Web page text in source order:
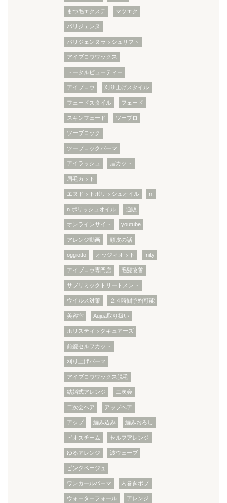
まつ毛エクステ マツエク
パリジェンヌ
パリジェンヌラッシュリフト
アイブロウワックス
トータルビューティー
アイブロウ 刈り上げスタイル
フェードスタイル フェード
スキンフェード ツーブロ
ツーブロック
ツーブロックパーマ
アイラッシュ 眉カット
眉毛カット
エヌドットポリッシュオイル n.
n.ポリッシュオイル 通販
オンラインサイト youtube
アレンジ動画 頭皮の話
oggiotto オッジィオット Inity
アイブロウ専門店 毛髪改善
サブリミックトリートメント
ウイルス対策 ２４時間予約可能
美容室 Aujua取り扱い
ホリスティックキュアーズ
前髪セルフカット
刈り上げパーマ
アイブロウワックス脱毛
結婚式アレンジ 二次会
二次会ヘア アップヘア
アップ 編み込み 編みおろし
ビオスチーム セルフアレンジ
ゆるアレンジ 波ウェーブ
ピンクベージュ
ワンカールパーマ 内巻きボブ
ウォーターフォール アレンジ